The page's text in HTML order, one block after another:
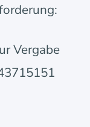
Vergabe